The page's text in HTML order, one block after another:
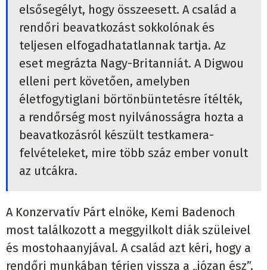
elsősegélyt, hogy összeesett. A család a
rendőri beavatkozást sokkolónak és
teljesen elfogadhatatlannak tartja. Az
eset megrázta Nagy-Britanniát. A Digwou
elleni pert követően, amelyben
életfogytiglani börtönbüntetésre ítélték,
a rendőrség most nyilvánosságra hozta a
beavatkozásról készült testkamera-
felvételeket, mire több száz ember vonult
az utcákra.
A Konzervatív Párt elnöke, Kemi Badenoch
most találkozott a meggyilkolt diák szüleivel
és mostohaanyjával. A család azt kéri, hogy a
rendőri munkában térjen vissza a „józan ész”,